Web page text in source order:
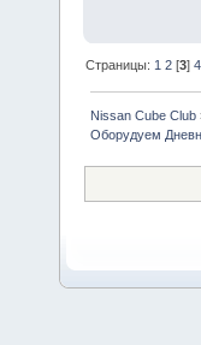
Страницы: 1 2 [3]4
Nissan Cube Club
Оборудуем